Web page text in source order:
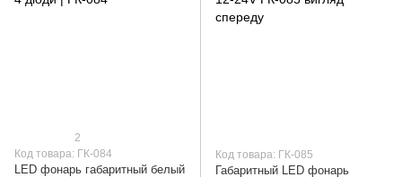
2
Код товара: ГК-084
LED фонарь габаритный белый
Код товара: ГК-085
Габаритный LED фонарь